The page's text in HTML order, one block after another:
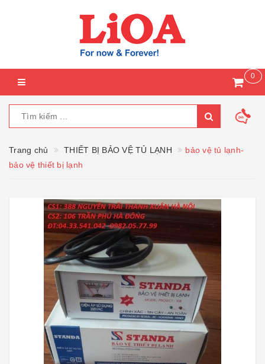
0
Trang chủ THIẾT BỊ BẢO VỆ TỦ LẠNH
bảo vệ tủ lạnh-
bảo vệ thiết bị lạnh